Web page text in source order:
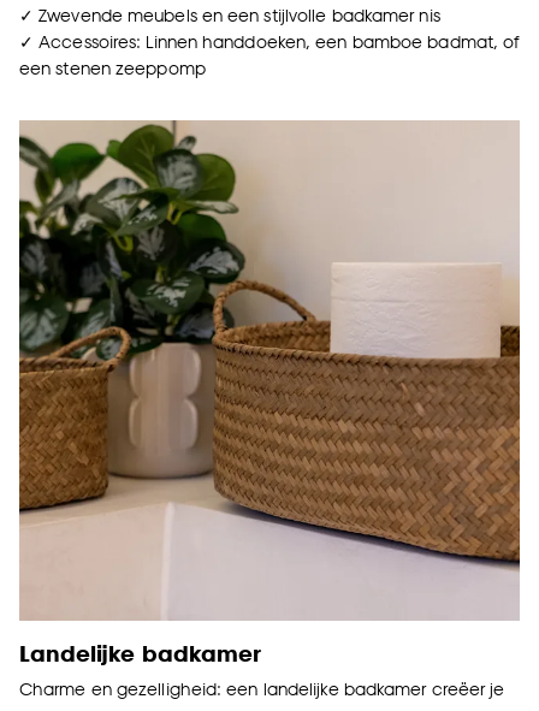
✓ Zwevende meubels en een stijlvolle badkamer nis
✓ Accessoires: Linnen handdoeken, een bamboe badmat, of
een stenen zeeppomp
Landelijke badkamer
Charme en gezelligheid: een landelijke badkamer creëer je